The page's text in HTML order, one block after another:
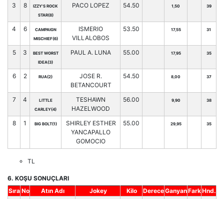
3 8
IZZY'S ROCK
STAR(8)
PACO LOPEZ 54.50 1,50 39
4 6
CAMPAIGN
MISCHIEF(6)
ISMERIO
VILLALOBOS
53.50 17,55 31
5 3
BEST WORST
IDEA(3)
PAUL A. LUNA 55.00 17,95 35
6 2 RUA(2)
JOSE R.
BETANCOURT
54.50 8,00 37
7 4
LITTLE
CARLEY(4)
TESHAWN
HAZELWOOD
56.00 9,90 38
8 1 BIG BOLT(1)
SHIRLEY ESTHER
YANCAPALLO
GOMOCIO
55.00 29,95 35
TL
6. KOŞU SONUÇLARI
Sıra No Atın Adı Jokey Kilo DereceGanyanFarkHnd.